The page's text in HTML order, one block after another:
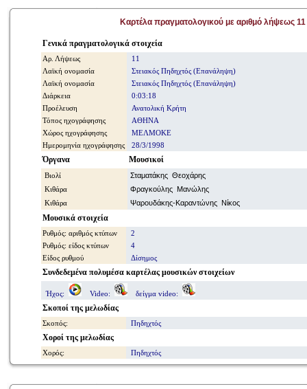
Καρτέλα πραγματολογικού με αριθμό λήψεως 11
Γενικά πραγματολογικά στοιχεία
Αρ. Λήψεως
11
Λαϊκή ονομασία
Στειακός Πηδηχτός (Επανάληψη)
Λαϊκή ονομασία
Στειακός Πηδηχτός (Επανάληψη)
Διάρκεια
0:03:18
Προέλευση
Ανατολική Κρήτη
Τόπος ηχογράφησης
ΑΘΗΝΑ
Χώρος ηχογράφησης
ΜΕΛΜΟΚΕ
Ημερομηνία ηχογράφησης
28/3/1998
Όργανα Μουσικοί
Βιολί
Σταματάκης Θεοχάρης
Κιθάρα
Φραγκούλης Μανώλης
Κιθάρα
Ψαρουδάκης-Καραντώνης Νίκος
Μουσικά στοιχεία
Ρυθμός: αριθμός κτύπων
2
Ρυθμός: είδος κτύπων
4
Είδος ρυθμού
Δίσημος
Συνδεδεμένα πολυμέσα καρτέλας μουσικών στοιχείων
Ήχος: Video: δείγμα video:
Σκοποί της μελωδίας
Σκοπός: Πηδηχτός
Χοροί της μελωδίας
Χορός: Πηδηχτός